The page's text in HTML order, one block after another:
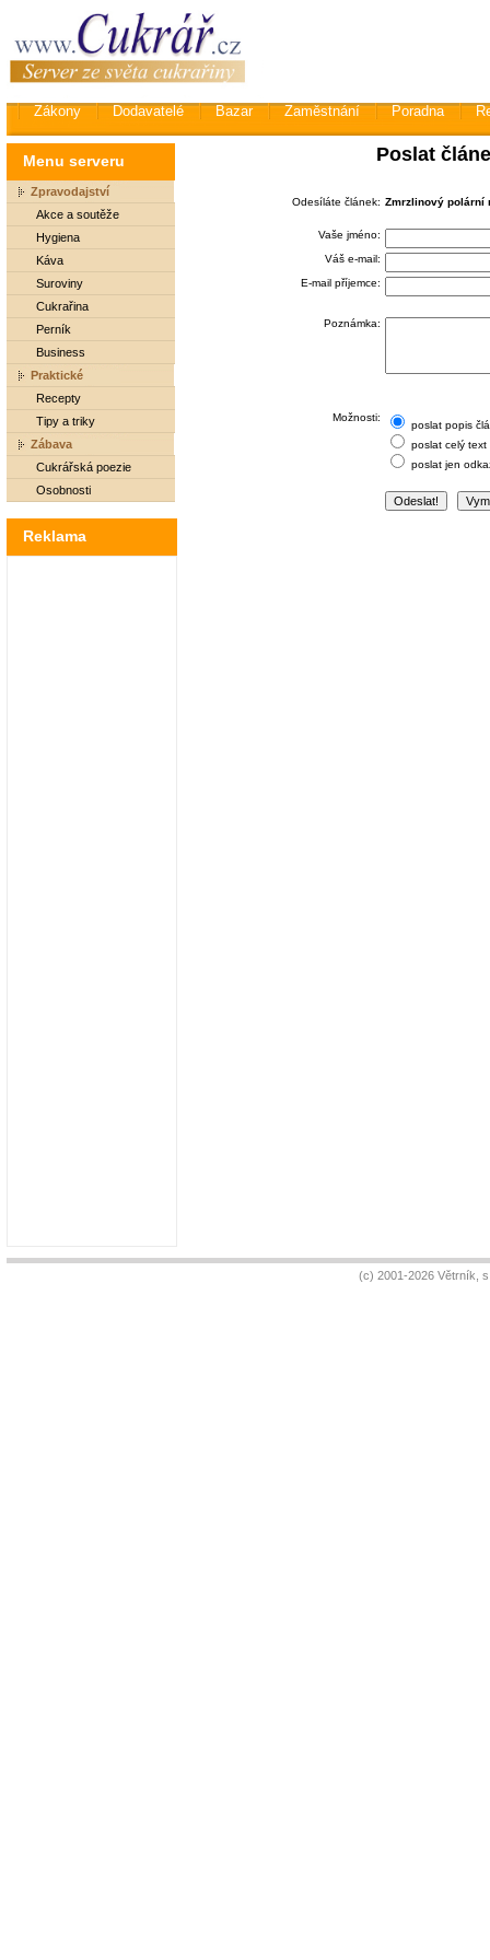
Zákony Dodavatelé Bazar Zaměstnání Poradna
Menu serveru
Zpravodajství
Akce a soutěže
Hygiena
Káva
Suroviny
Cukrařina
Perník
Business
Praktické
Recepty
Tipy a triky
Zábava
Cukrářská poezie
Osobnosti
Reklama
Poslat
Odesíláte článek: Zmrzlinový polární
Vaše jméno:
Váš e-mail:
E-mail příjemce:
Poznámka:
Možnosti:
poslat popis
poslat celý text
poslat jen
(c) 2001-2026 Větrník,